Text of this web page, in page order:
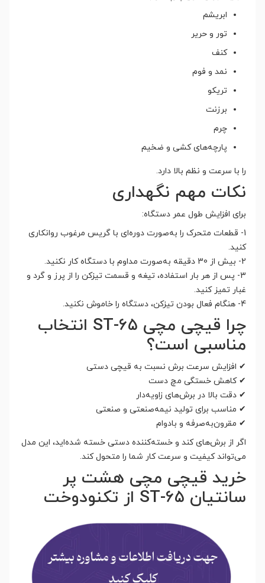
ابریشم
تور و حریر
کنف
نمد و فوم
تریکو
برزنت
چرم
پارچه‌های کشی و ضخیم
را با سرعت و نظم بالا دارد.
نکات مهم نگهداری
برای افزایش طول عمر دستگاه:
1- قطعات متحرک را به‌صورت دوره‌ای با گریس مرغوب روانکاری
کنید.
2- بیش از 30 دقیقه به‌صورت مداوم با دستگاه کار نکنید.
3- پس از هر بار استفاده، تیغه و قسمت تیزکن را از پرز و گرد و
غبار تمیز کنید.
4- هنگام فعال بودن تیزکن، دستگاه را خاموش نکنید.
چرا قیچی مچی ST-65 انتخاب
مناسبی است؟
✔ افزایش سرعت برش نسبت به قیچی دستی
✔ کاهش خستگی مچ دست
✔ دقت بالا در برش‌های زاویه‌دار
✔ مناسب برای تولید نیمه‌صنعتی و صنعتی
✔ مقرون‌به‌صرفه و بادوام
اگر از برش‌های کند و خسته‌کننده دستی خسته شده‌اید، این مدل
می‌تواند کیفیت و سرعت کار شما را متحول کند.
خرید قیچی مچی هشت پر
سانتیان ST-65 از تکنودوخت